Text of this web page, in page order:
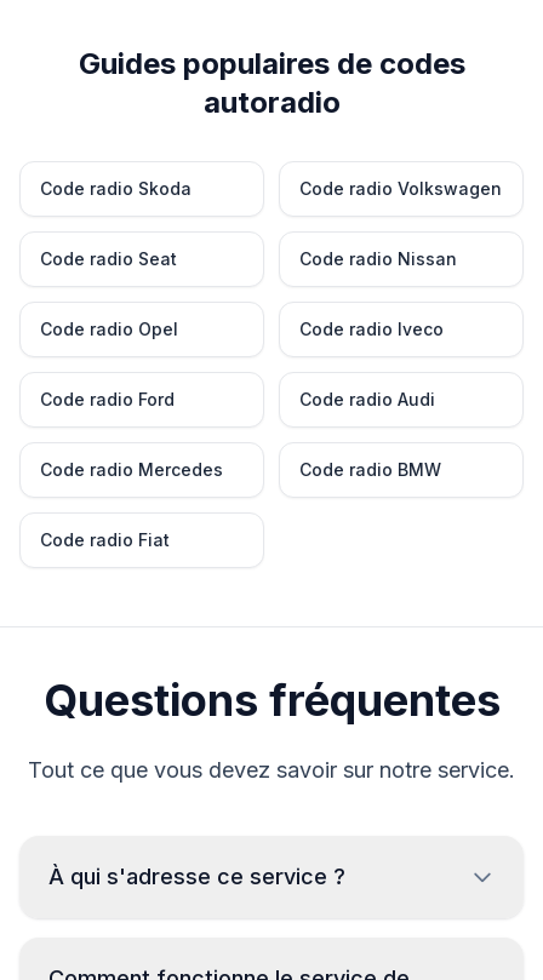
Guides populaires de codes
autoradio
Code radio Skoda Code radio Volkswagen
Code radio Seat Code radio Nissan
Code radio Opel Code radio Iveco
Code radio Ford Code radio Audi
Code radio Mercedes Code radio BMW
Code radio Fiat
Questions fréquentes
Tout ce que vous devez savoir sur notre service.
À qui s'adresse ce service ?
légitimes de véhicules ayant perdu le code de